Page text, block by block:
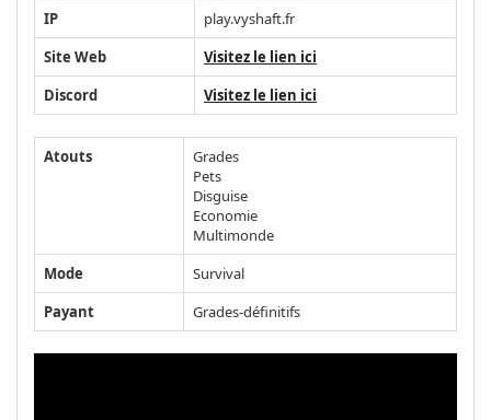
IP
play.vyshaft.fr
Site Web
Visitez le lien ici
Discord
Visitez le lien ici
Atouts
Grades
Pets
Disguise
Economie
Multimonde
Mode
Survival
Payant
Grades-définitifs